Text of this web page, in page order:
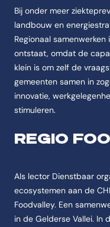
Bij onder meer
landbouw en
Regionaal
ontstaat, omdat de
klein is om zelf de
gemeenten samen in
innovatie,
stimuleren.
REGIO
Als lector Dienstbaar
ecosystemen aan de
Foodvalley. Een
in de Gelderse Vallei. In